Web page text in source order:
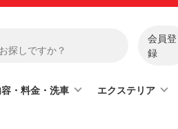
会員登
録
・料金・洗車 エクステリア